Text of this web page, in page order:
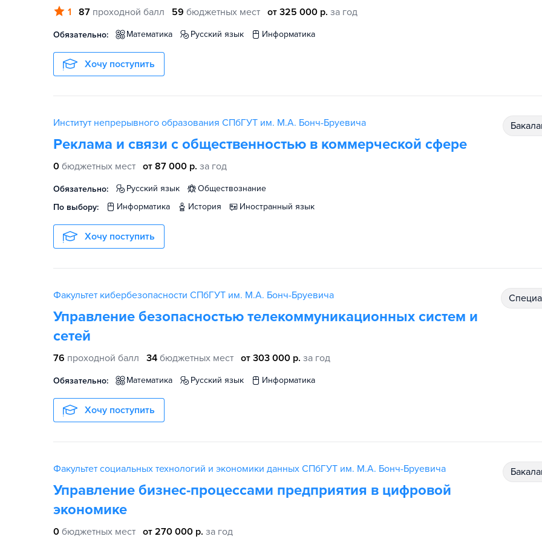
1 87 проходной балл 59 бюджетных мест от 325 000 р. за год
Обязательно: математика русский язык информатика
Хочу поступить
Институт непрерывного образования СПбГУТ им. М.А. Бонч-Бруевича
Реклама и связи с общественностью в коммерческой сфере
0 бюджетных мест от 87 000 р. за год
Обязательно: русский язык
обществознание
По выбору:
информатика история иностранный язык
Хочу поступить
Факультет кибербезопасности СПбГУТ им. М.А. Бонч-Бруевича
Управление безопасностью телекоммуникационных систем и
сетей
76 проходной балл 34 бюджетных мест от 303 000 р. за год
Обязательно: математика русский язык информатика
Хочу поступить
Факультет социальных технологий и экономики данных СПбГУТ им. М.А. Бонч-Бруевича
Управление бизнес-процессами предприятия в цифровой
экономике
0 бюджетных мест от 270 000 р. за год